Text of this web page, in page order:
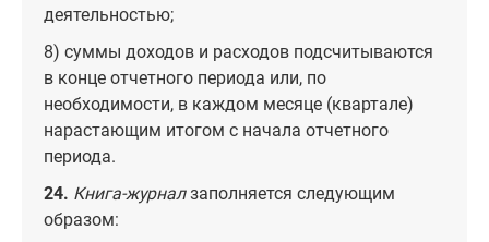
деятельностью;
8) суммы доходов и расходов подсчитываются
в конце отчетного периода или, по
необходимости, в каждом месяце (квартале)
нарастающим итогом с начала отчетного
периода.
24. Книга-журналзаполняется следующим
образом: